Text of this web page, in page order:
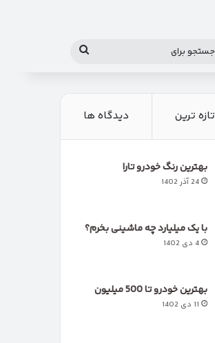
جستجو
تازه ترین دیدگاه ها
بهترین رنگ خودرو تارا
24 آذر 1402
با یک میلیارد چه ماشینی بخرم؟
4 دی 1402
بهترین خودرو تا 500 میلیون
11 دی 1402